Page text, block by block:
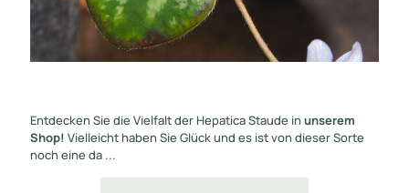
Entdecken Sie die Vielfalt der Hepatica Staude in unserem
Shop! Vielleicht haben Sie Glück und es ist von dieser Sorte
noch eine da ...